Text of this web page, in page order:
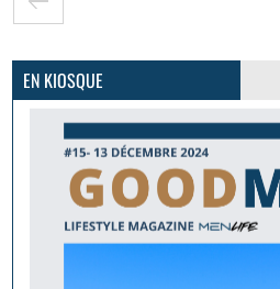
EN KIOSQUE PLUS D'INFOS